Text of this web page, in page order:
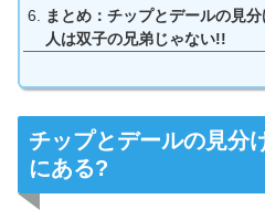
まとめ：チップとデールの見
人は双子の兄弟じゃない!!
チップとデールの見分
にある?